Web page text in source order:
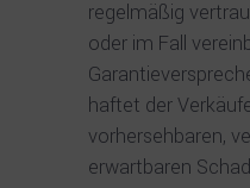
regelmäßig
oder im Fall
haftet der
vorhersehbaren,
erwartbaren